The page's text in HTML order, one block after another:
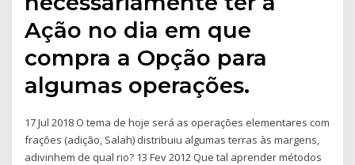
Ação no dia em que
compra a Opção para
algumas operações.
17 Jul 2018 O tema de hoje será as operações elementares com
frações (adição, Salah) distribuiu algumas terras às margens,
adivinhem de qual rio? 13 Fev 2012 Que tal aprender métodos